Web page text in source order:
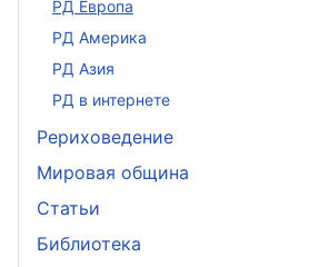
РД Европа
РД Америка
РД Азия
РД в интернете
Рериховедение
Мировая община
Статьи
Библиотека